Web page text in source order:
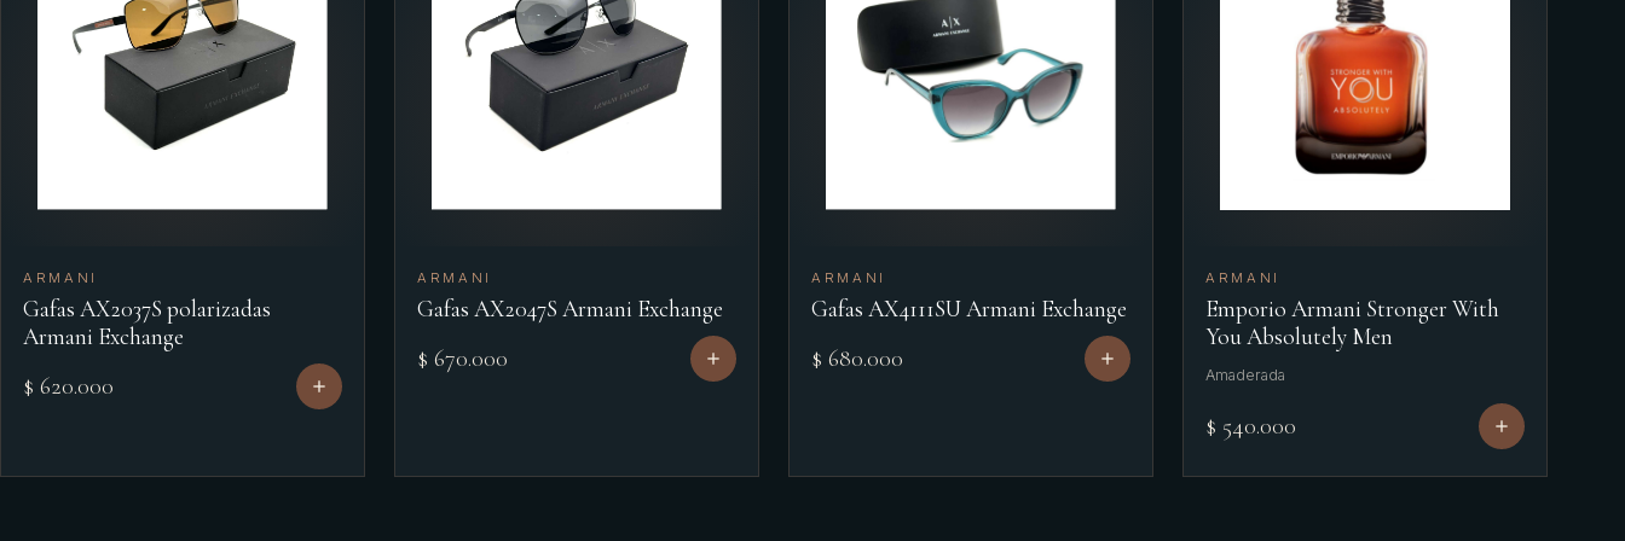
ARMANI
Gafas AX2037S polarizadas
Armani Exchange
$ 620.000
ARMANI
Gafas AX2047S Armani Exchange
$ 670.000
ARMANI
Gafas AX4111SU Armani Exchange
$ 680.000
ARMANI
Emporio Armani Stronger With
You Absolutely Men
Amaderada
$ 540.000